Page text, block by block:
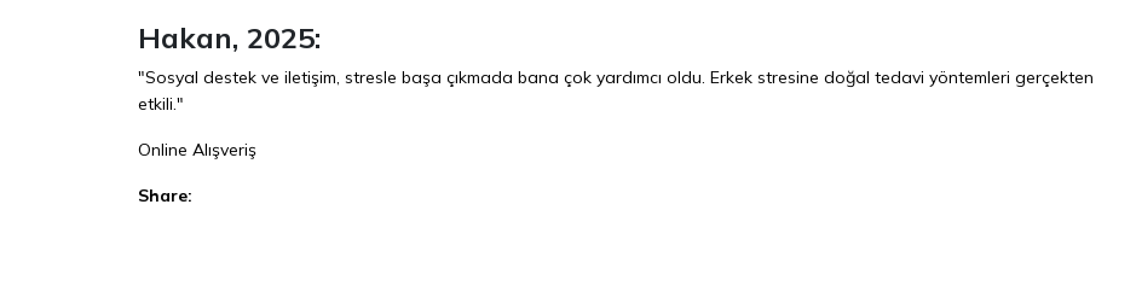
Hakan, 2025:
"Sosyal destek ve iletişim, stresle başa çıkmada bana çok yardımcı oldu. Erkek stresine doğal tedavi yöntemleri gerçekten
etkili."
Online Alışveriş
Share: